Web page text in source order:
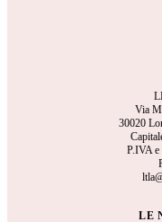
Via
30020
P.IVA e
LE